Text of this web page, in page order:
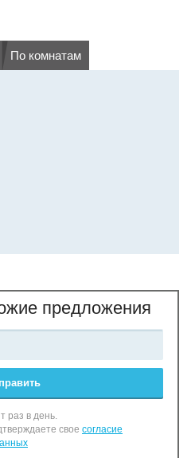
По комнатам
предложения
раз в день.
свое согласие